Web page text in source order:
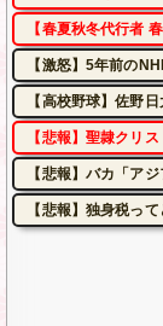
【春夏秋冬代行者
【激怒】5年前の
【高校野球】佐野
【悲報】聖隷クリ
【悲報】バカ「ア
【悲報】独身税っ